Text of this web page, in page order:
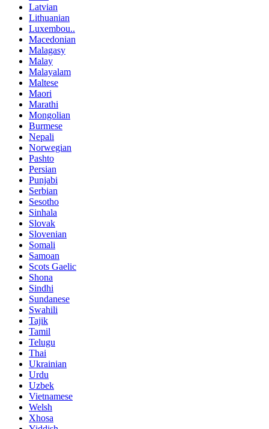
Latvian
Lithuanian
Luxembou..
Macedonian
Malagasy
Malay
Malayalam
Maltese
Maori
Marathi
Mongolian
Burmese
Nepali
Norwegian
Pashto
Persian
Punjabi
Serbian
Sesotho
Sinhala
Slovak
Slovenian
Somali
Samoan
Scots Gaelic
Shona
Sindhi
Sundanese
Swahili
Tajik
Tamil
Telugu
Thai
Ukrainian
Urdu
Uzbek
Vietnamese
Welsh
Xhosa